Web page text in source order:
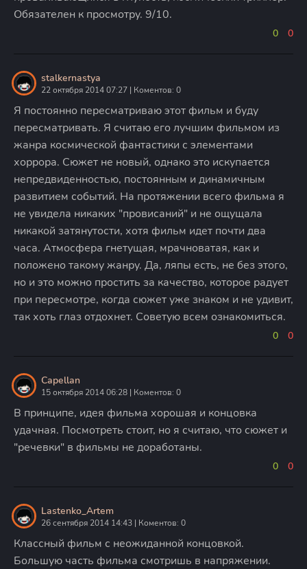
Обязателен к просмотру. 9/10.
0 0
stalkernastya
22 октября 2014 07:27 | Коментов: 0
Я постоянно пересматриваю этот фильм и буду
пересматривать. Я считаю его лучшим фильмом из
жанра космической фантастики с элементами
хоррора. Сюжет не новый, однако это искупается
непредвиденностью, постоянным и динамичным
развитием событий. На протяжении всего фильма я
не увидела никаких "провисаний" и не ощущала
никакой затянутости, хотя фильм идет почти два
часа. Атмосфера гнетущая, мрачноватая, как и
положено такому жанру. Да, ляпы есть, не без этого,
но и это можно простить за качество, которое радует
при пересмотре, когда сюжет уже знаком и не удивит,
так хоть глаз отдохнет. Советую всем ознакомиться.
0 0
Capellan
15 октября 2014 06:28 | Коментов: 0
В принципе, идея фильма хорошая и концовка
удачная. Посмотреть стоит, но я считаю, что сюжет и
"речевки" в фильмы не доработаны.
0 0
Lastenko_Artem
26 сентября 2014 14:43 | Коментов: 0
Классный фильм с неожиданной концовкой.
Большую часть фильма смотришь в напряжении.